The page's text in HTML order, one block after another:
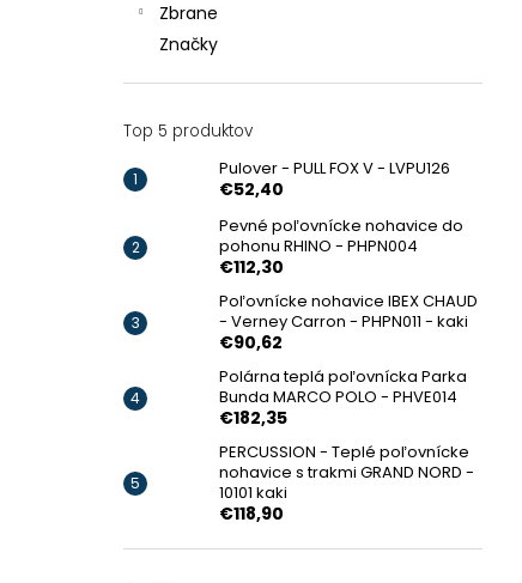
Zbrane
Značky
Top 5 produktov
Pulover - PULL FOX V - LVPU126
€52,40
Pevné poľovnícke nohavice do
pohonu RHINO - PHPN004
€112,30
Poľovnícke nohavice IBEX CHAUD
- Verney Carron - PHPN011 - kaki
€90,62
Polárna teplá poľovnícka Parka
Bunda MARCO POLO - PHVE014
€182,35
PERCUSSION - Teplé poľovnícke
nohavice s trakmi GRAND NORD -
10101 kaki
€118,90